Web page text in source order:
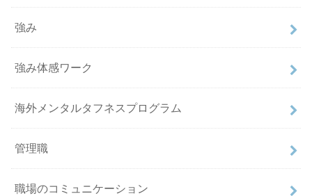
強み
強み体感ワーク
海外メンタルタフネスプログラム
管理職
職場のコミュニケーション